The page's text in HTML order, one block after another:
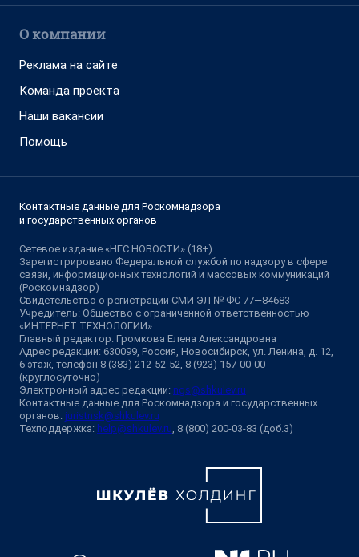
О компании
Реклама на сайте
Команда проекта
Наши вакансии
Помощь
Контактные данные для Роскомнадзора
и государственных органов
Сетевое издание «НГС.НОВОСТИ» (18+)
Зарегистрировано Федеральной службой по надзору в сфере
связи, информационных технологий и массовых коммуникаций
(Роскомнадзор)
Свидетельство о регистрации СМИ ЭЛ № ФС 77—84683
Учредитель: Общество с ограниченной ответственностью
«ИНТЕРНЕТ ТЕХНОЛОГИИ»
Главный редактор: Громкова Елена Александровна
Адрес редакции: 630099, Россия, Новосибирск, ул. Ленина, д. 12,
6 этаж, телефон 8 (383) 212-52-52, 8 (923) 157-00-00
(круглосуточно)
Электронный адрес редакции: ngs@shkulev.ru
Контактные данные для Роскомнадзора и государственных
органов: juristnsk@shkulev.ru
Техподдержка: help@shkulev.ru, 8 (800) 200-03-83 (доб.3)